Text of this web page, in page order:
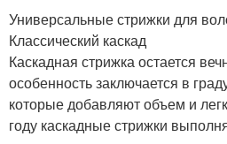
Универсальные стрижки для
Классический каскад
Каскадная стрижка остается
особенность заключается в
которые добавляют объем и
году каскадные стрижки